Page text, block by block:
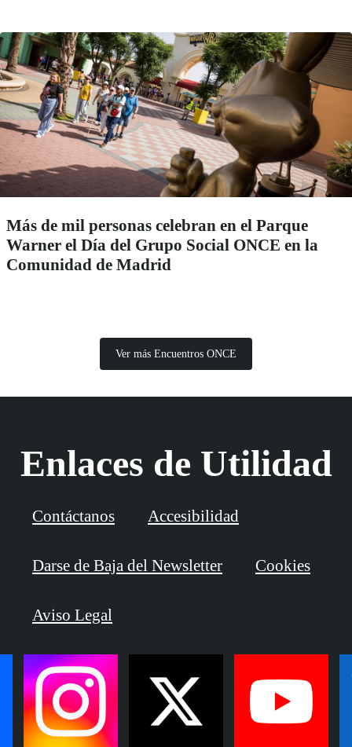
Más de mil personas celebran en el Parque
Warner el Día del Grupo Social ONCE en la
Comunidad de Madrid
Ver más Encuentros ONCE
Enlaces de Utilidad
Contáctanos Accesibilidad
Darse de Baja del Newsletter Cookies
Aviso Legal